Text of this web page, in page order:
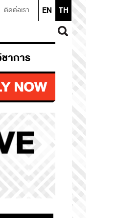
ติดต่อเรา EN TH
าการ